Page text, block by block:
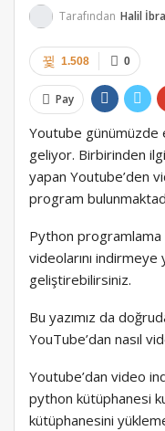
Tarafından Halil
0
1.508
Pay
Youtube günümüzde
geliyor. Birbirinden
yapan Youtube’den
program
Python programlama
videolarını
geliştirebilirsiniz.
Bu yazımız da
YouTube’dan nasıl
Youtube’dan video
python kütüphanesi
kütüphanesini